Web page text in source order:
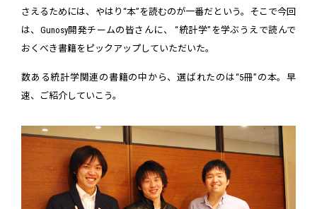
さえるためには、やはり“本”を読むのが一番だという。そこで今回
は、Gunosy開発チームの皆さんに、 “統計学”を学ぶうえで読んで
おくべき書籍をピックアップしていただいた。
数ある統計学関連の書籍の中から、選ばれたのは“5冊”の本。早
速、ご紹介していこう。